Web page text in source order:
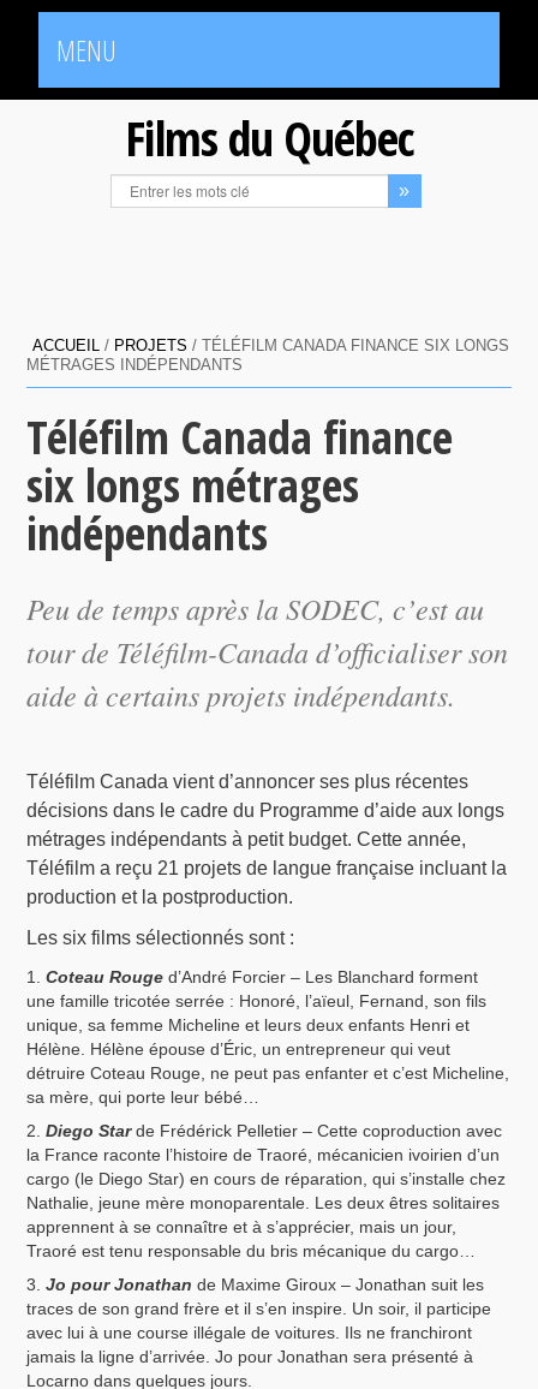
MENU
Films du Québec
ACCUEIL / PROJETS /TÉLÉFILM CANADA FINANCE SIX LONGS
MÉTRAGES INDÉPENDANTS
Téléfilm Canada finance
six longs métrages
indépendants
Peu de temps après la SODEC, c’est au
tour de Téléfilm-Canada d’officialiser son
aide à certains projets indépendants.
Téléfilm Canada vient d’annoncer ses plus récentes
décisions dans le cadre du Programme d’aide aux longs
métrages indépendants à petit budget. Cette année,
Téléfilm a reçu 21 projets de langue française incluant la
production et la postproduction.
Les six films sélectionnés sont :
Coteau Rouge d’André Forcier – Les Blanchard forment
une famille tricotée serrée : Honoré, l’aïeul, Fernand, son fils
unique, sa femme Micheline et leurs deux enfants Henri et
Hélène. Hélène épouse d’Éric, un entrepreneur qui veut
détruire Coteau Rouge, ne peut pas enfanter et c’est Micheline,
sa mère, qui porte leur bébé…
Diego Starde Frédérick Pelletier – Cette coproduction avec
la France raconte l’histoire de Traoré, mécanicien ivoirien d’un
cargo (le Diego Star) en cours de réparation, qui s’installe chez
Nathalie, jeune mère monoparentale. Les deux êtres solitaires
apprennent à se connaître et à s’apprécier, mais un jour,
Traoré est tenu responsable du bris mécanique du cargo…
Jo pour Jonathan de Maxime Giroux – Jonathan suit les
traces de son grand frère et il s’en inspire. Un soir, il participe
avec lui à une course illégale de voitures. Ils ne franchiront
jamais la ligne d’arrivée. Jo pour Jonathan sera présenté à
Locarno dans quelques jours.